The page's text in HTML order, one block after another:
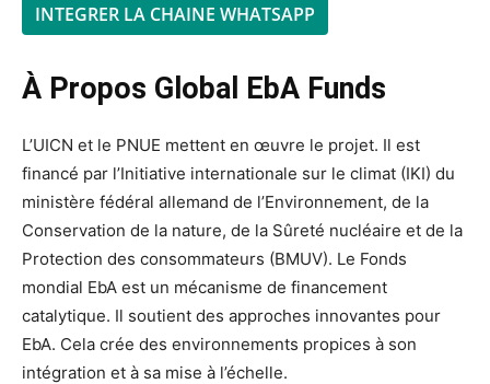
INTEGRER LA CHAINE WHATSAPP
À Propos Global EbA Funds
L’UICN et le PNUE mettent en œuvre le projet. Il est
financé par l’Initiative internationale sur le climat (IKI) du
ministère fédéral allemand de l’Environnement, de la
Conservation de la nature, de la Sûreté nucléaire et de la
Protection des consommateurs (BMUV). Le Fonds
mondial EbA est un mécanisme de financement
catalytique. Il soutient des approches innovantes pour
EbA. Cela crée des environnements propices à son
intégration et à sa mise à l’échelle.